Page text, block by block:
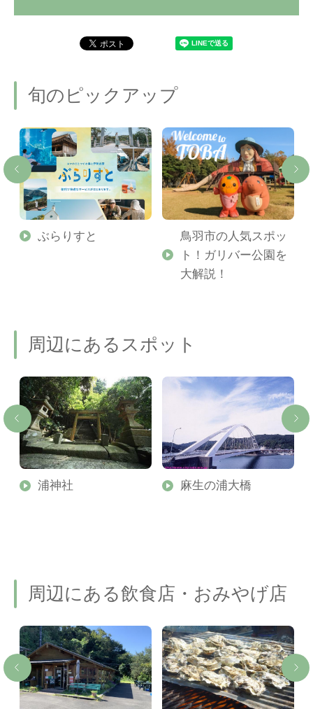
旬のピックアップ
ぶらりすと
鳥羽市の人気スポッ
ト！ガリバー公園を
大解説！
周辺にあるスポット
浦神社 麻生の浦大橋
周辺にある飲食店・おみやげ店